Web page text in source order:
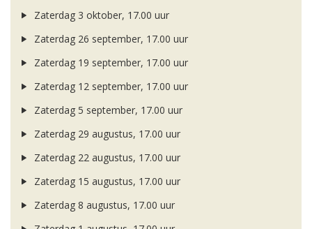
Zaterdag 3 oktober, 17.00 uur
Zaterdag 26 september, 17.00 uur
Zaterdag 19 september, 17.00 uur
Zaterdag 12 september, 17.00 uur
Zaterdag 5 september, 17.00 uur
Zaterdag 29 augustus, 17.00 uur
Zaterdag 22 augustus, 17.00 uur
Zaterdag 15 augustus, 17.00 uur
Zaterdag 8 augustus, 17.00 uur